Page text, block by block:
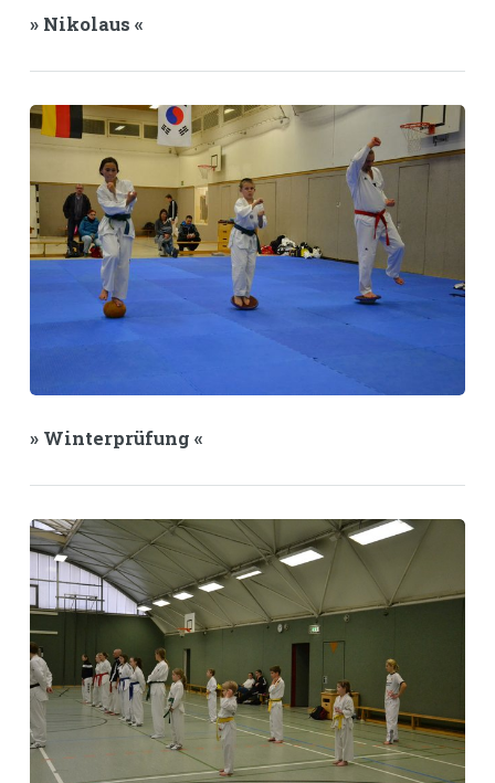
» Nikolaus «
» Winterprüfung «